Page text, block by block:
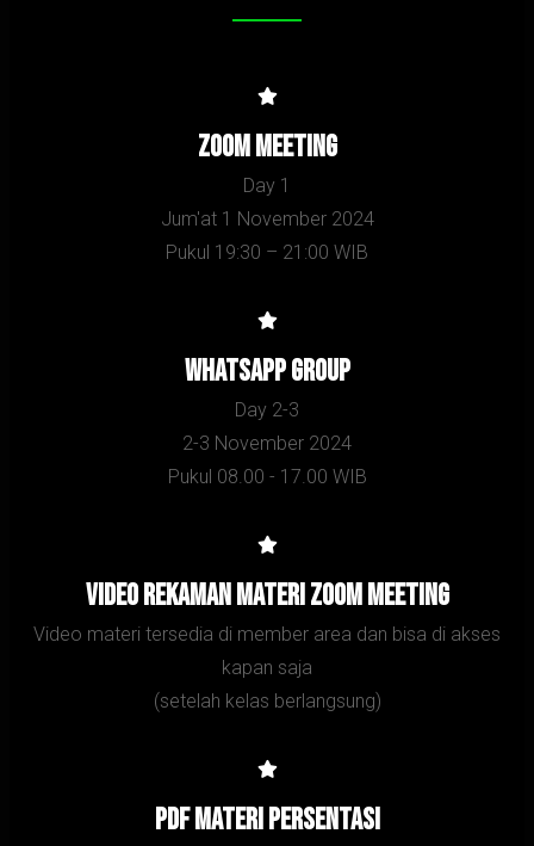
Zoom Meeting
Day 1
Jum'at 1 November 2024
Pukul 19:30 – 21:00 WIB
Whatsapp Group
Day 2-3
2-3 November 2024
Pukul 08.00 - 17.00 WIB
Video Rekaman Materi zoom meeting
Video materi tersedia di member area dan bisa di akses
kapan saja
(setelah kelas berlangsung)
PDF Materi persentasi